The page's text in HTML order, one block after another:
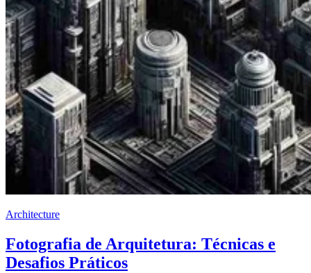
Architecture
Fotografia de Arquitetura: Técnicas e
Desafios Práticos